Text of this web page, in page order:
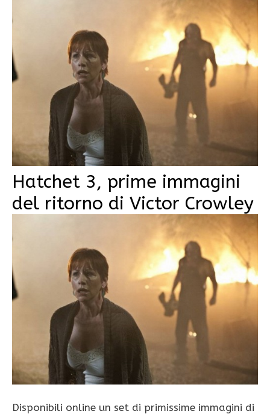
Hatchet 3, prime immagini
del ritorno di Victor Crowley
Disponibili online un set di primissime immagini di